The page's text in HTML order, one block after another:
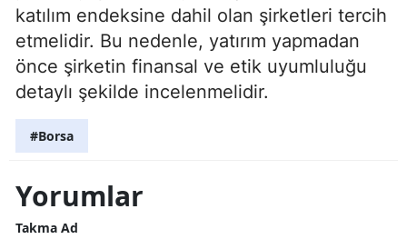
katılım endeksine dahil olan şirketleri tercih
etmelidir. Bu nedenle, yatırım yapmadan
önce şirketin finansal ve etik uyumluluğu
detaylı şekilde incelenmelidir.
#Borsa
Yorumlar
Takma Ad